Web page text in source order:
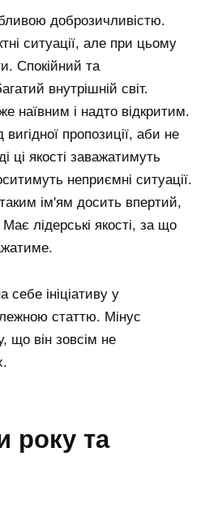
доброзичливістю.
ситуації, але при цьому
Спокійний та
внутрішній світ.
наївним і надто відкритим.
пропозиції, аби не
ці якості заважатимуть
неприємні ситуації.
ім'ям досить впертий,
лідерські якості, за що
себе ініціативу у
статтю. Мінус
що він зовсім не